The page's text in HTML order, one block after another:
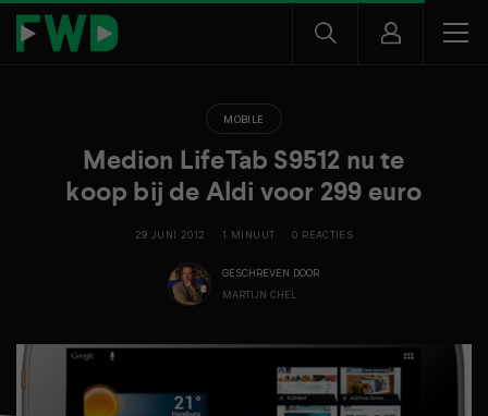
MOBILE
Medion LifeTab S9512 nu te
koop bij de Aldi voor 299 euro
29 JUNI 2012 1 MINUUT 0 REACTIES
GESCHREVEN DOOR
MARTIJN CHEL